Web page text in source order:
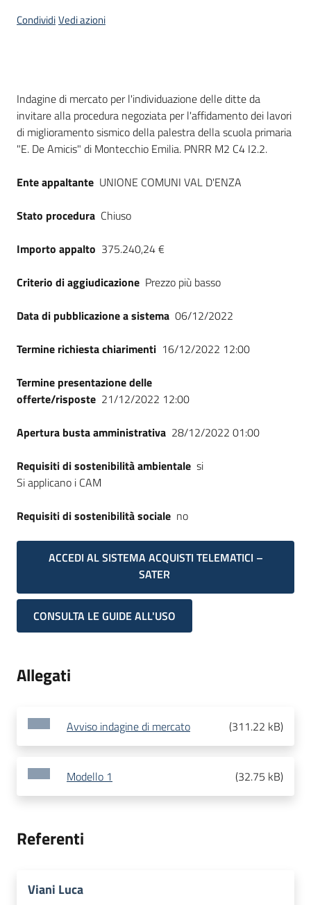
CondividiVedi azioni
Dati del bando
Indagine di mercato per l'individuazione delle ditte da
invitare alla procedura negoziata per l'affidamento dei lavori
di miglioramento sismico della palestra della scuola primaria
"E. De Amicis" di Montecchio Emilia. PNRR M2 C4 I2.2.
Ente appaltante UNIONE COMUNI VAL D'ENZA
Stato procedura Chiuso
Importo appalto 375.240,24 €
Criterio di aggiudicazione Prezzo più basso
Data di pubblicazione a sistema 06/12/2022
Termine richiesta chiarimenti 16/12/2022 12:00
Termine presentazione delle
offerte/risposte 21/12/2022 12:00
Apertura busta amministrativa 28/12/2022 01:00
Requisiti di sostenibilità ambientale si
Si applicano i CAM
Requisiti di sostenibilità sociale no
ACCEDI AL SISTEMA ACQUISTI TELEMATICI –
SATER
CONSULTA LE GUIDE ALL'USO
Allegati
Avviso indagine di mercato (311.22 kB)
Modello 1 (32.75 kB)
Referenti
Viani Luca